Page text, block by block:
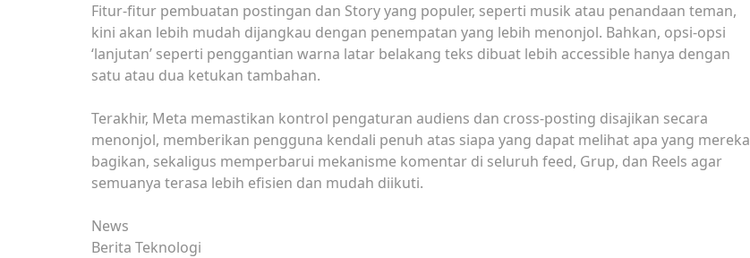
Fitur-fitur pembuatan postingan dan Story yang populer, seperti musik atau penandaan teman,
kini akan lebih mudah dijangkau dengan penempatan yang lebih menonjol. Bahkan, opsi-opsi
‘lanjutan’ seperti penggantian warna latar belakang teks dibuat lebih accessible hanya dengan
satu atau dua ketukan tambahan.
Terakhir, Meta memastikan kontrol pengaturan audiens dan cross-posting disajikan secara
menonjol, memberikan pengguna kendali penuh atas siapa yang dapat melihat apa yang mereka
bagikan, sekaligus memperbarui mekanisme komentar di seluruh feed, Grup, dan Reels agar
semuanya terasa lebih efisien dan mudah diikuti.
News
Berita Teknologi